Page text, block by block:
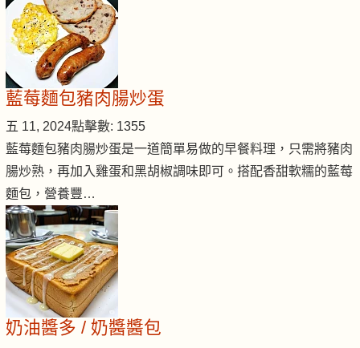
藍莓麵包豬肉腸炒蛋
五 11, 2024點擊數: 1355
藍莓麵包豬肉腸炒蛋是一道簡單易做的早餐料理，只需將豬肉
腸炒熟，再加入雞蛋和黑胡椒調味即可。搭配香甜軟糯的藍莓
麵包，營養豐…
奶油醬多 / 奶醬醬包